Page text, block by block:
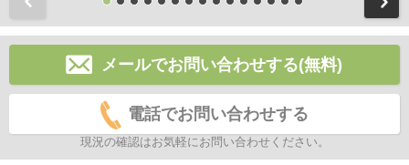
メールでお問い合わせする(無料)
電話でお問い合わせする
現況の確認はお気軽にお問い合わせください。